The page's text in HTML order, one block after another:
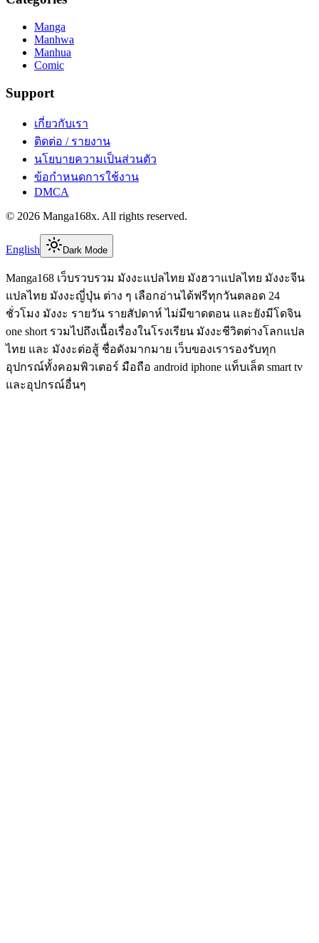
Manga
Manhwa
Manhua
Comic
Support
เกี่ยวกับเรา
ติดต่อ / รายงาน
นโยบายความเป็นส่วนตัว
ข้อกำหนดการใช้งาน
DMCA
© 2026 Manga168x. All rights reserved.
English Dark Mode
Manga168 เว็บรวบรวม มังงะแปลไทย มังฮวาแปลไทย มังงะจีน
แปลไทย มังงะญี่ปุ่น ต่าง ๆ เลือกอ่านได้ฟรีทุกวันตลอด 24
ชั่วโมง มังงะ รายวัน รายสัปดาห์ ไม่มีขาดตอน และยังมีโดจิน
one short รวมไปถึงเนื้อเรื่องในโรงเรียน มังงะชีวิตต่างโลกแปล
ไทย และ มังงะต่อสู้ ชื่อดังมากมาย เว็บของเรารองรับทุก
อุปกรณ์ทั้งคอมพิวเตอร์ มือถือ android iphone แท็บเล็ต smart tv
และอุปกรณ์อื่นๆ